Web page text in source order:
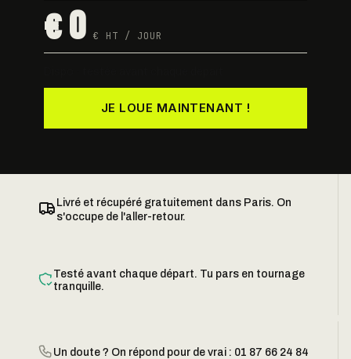
€ 0 € HT / JOUR
JE LOUE MAINTENANT !
Livré et récupéré gratuitement dans Paris. On
s'occupe de l'aller-retour.
Testé avant chaque départ. Tu pars en tournage
tranquille.
Un doute ? On répond pour de vrai : 01 87 66 24 84